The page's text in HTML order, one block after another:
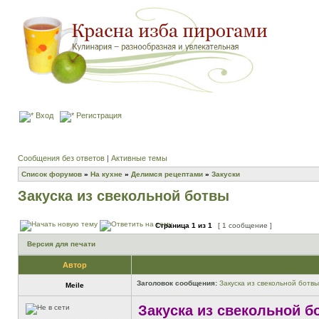
Вход Регистрация
Сообщения без ответов | Активные темы
Список форумов » На кухне » Делимся рецептами » Закуски
Закуска из свекольной ботвы
Страница 1 из 1 [ 1 сообщение ]
Версия для печати
Автор
Meile Заголовок сообщения: Закуска из свекольной ботвы
Закуска из свекольной